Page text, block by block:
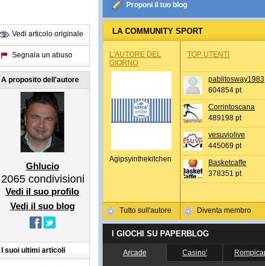
Vedi articolo originale
Segnala un abuso
A proposito dell'autore
Ghlucio
2065 condivisioni
Vedi il suo profilo
Vedi il suo blog
I suoi ultimi articoli
Proponi il tuo blog
LA COMMUNITY SPORT
L'AUTORE DEL
GIORNO
Agipsyinthekitchen
Tutto sull'autore
TOP UTENTI
pablitosway1983
604854 pt
Corrintoscana
489198 pt
vesuviolive
445069 pt
Basketcaffe
378351 pt
Diventa membro
I GIOCHI SU PAPERBLOG
Arcade Casino'